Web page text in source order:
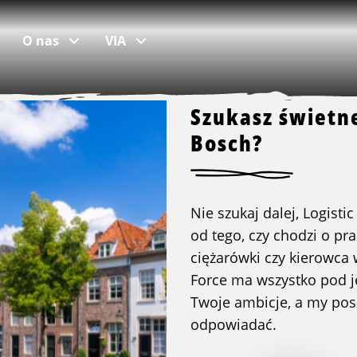
popularne lokalizacje
praca w Den Bosch
praca w Rotterdamie
praca w Tiel
praca w Tilburgu
praca w Waalwijku
O nas
Skontaktuj się
Oddziały i zespoły
Pokaż mapę
Praca w Logistic Force
Kontakt
Skargi
VIA
Szukasz
Bosch?
Nie szukaj dalej,
od tego, czy chodzi o
ciężarówki czy kierowca
Force ma wszystko pod
Twoje ambicje, a my
odpowiadać.